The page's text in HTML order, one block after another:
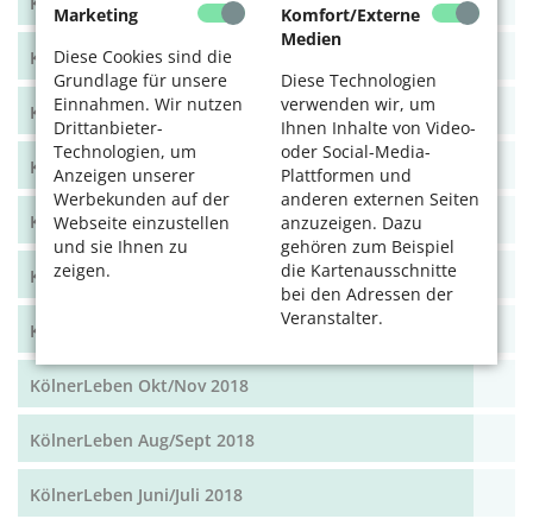
Marketing
Diese Cookies sind die
Grundlage für unsere
Einnahmen. Wir nutzen
Drittanbieter-
Technologien, um
Anzeigen unserer
Werbekunden auf der
Webseite einzustellen
und sie Ihnen zu
zeigen.
Komfort/Externe
Medien
Diese Technologien
verwenden wir, um
Ihnen Inhalte von Video-
oder Social-Media-
Plattformen und
anderen externen Seiten
anzuzeigen. Dazu
gehören zum Beispiel
die Kartenausschnitte
bei den Adressen der
Veranstalter.
KölnerLeben Okt/Nov 19
KölnerLeben Aug/Sept 2019
KölnerLeben Juni/Juli 2019
KölnerLeben April/Mai 2019
KölnerLeben Feb/März 2019
KölnerLeben Dez 18/Jan 19
KölnerLeben Okt/Nov 2018
KölnerLeben Aug/Sept 2018
KölnerLeben Juni/Juli 2018